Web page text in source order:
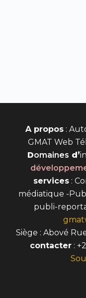
A propos:
GMAT Web
Domaines d’
services:
médiatique -
publi-
Siège : Abové
contacter :